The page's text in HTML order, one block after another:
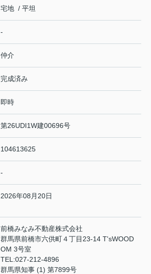
宅地 / 平坦
-
仲介
完成済み
即時
第26UDI1W建00696号
104613625
-
2026年08月20日
前橋みなみ不動産株式会社
群馬県前橋市六供町４丁目23‐14 T'sWOOD
OM 3号室
TEL:027-212-4896
群馬県知事 (1) 第7899号